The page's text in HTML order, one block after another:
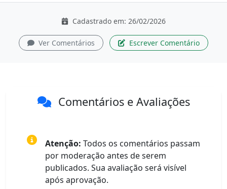
Cadastrado em: 26/02/2026
Ver Comentários Escrever Comentário
Comentários e Avaliações
Atenção: Todos os comentários passam
por moderação antes de serem
publicados. Sua avaliação será visível
após aprovação.